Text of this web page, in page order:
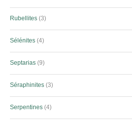
Rubellites 3
Sélénites 4
Septarias 9
Séraphinites 3
Serpentines 4